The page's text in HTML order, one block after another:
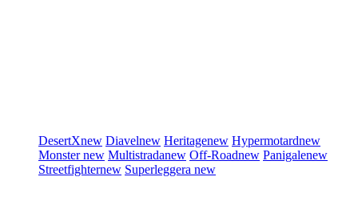
DesertXnew Diavelnew Heritagenew Hypermotardnew
Monsternew Multistradanew Off-Roadnew Panigalenew
Streetfighternew Superleggera new